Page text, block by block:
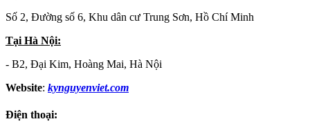
Số 2, Đường số 6, Khu dân cư Trung Sơn, Hồ Chí Minh
Tại Hà Nội:
- B2, Đại Kim, Hoàng Mai, Hà Nội
Website: kynguyenviet.com
Điện thoại: